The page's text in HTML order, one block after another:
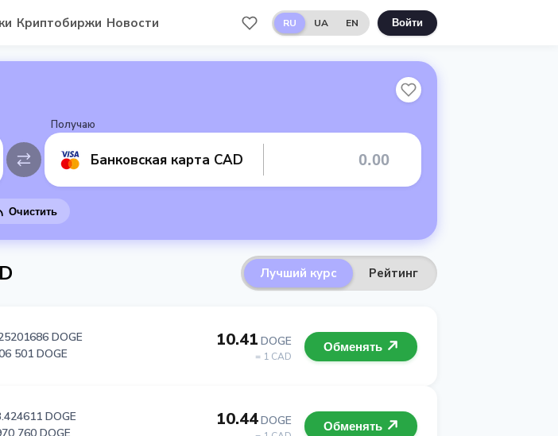
Криптобиржи Новости RU UA EN Войти
Получаю
Банковская карта CAD
Очистить
Лучший курс Рейтинг
10.41 DOGE
= 1 CAD
DOGE
501 DOGE Обменять
10.44DOGE
DOGE
Обменять